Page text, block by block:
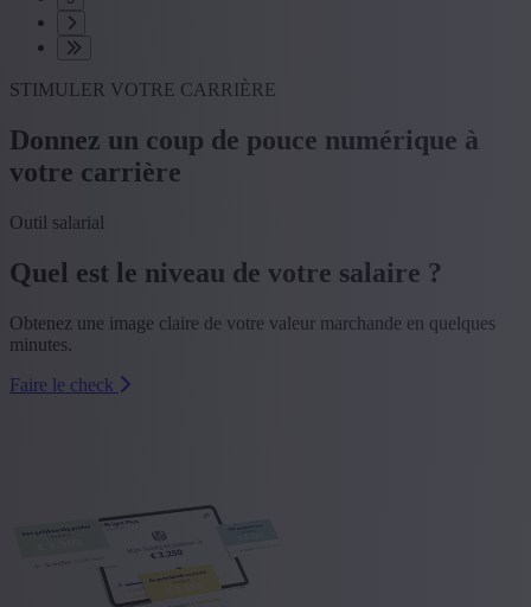
STIMULER VOTRE CARRIÈRE
Donnez un coup de pouce numérique à
votre carrière
Outil salarial
Quel est le niveau de votre salaire ?
Obtenez une image claire de votre valeur marchande en quelques
minutes.
Faire le check